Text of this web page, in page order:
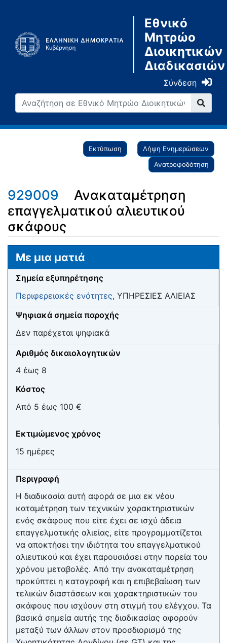
Εθνικό
Μητρώο
Διοικητικών
Διαδικασιών
Σύνδεση
Εκτύπωση
Λήψη Ενημερώσεων
Ανατροφοδότηση
929009
Ανακαταμέτρηση
επαγγελματικού αλιευτικού
σκάφους
Μετάβαση σε: πλοήγηση
Με μια ματιά
Σημεία εξυπηρέτησης
Περιφερειακές ενότητες, ΥΠΗΡΕΣΙΕΣ ΑΛΙΕΙΑΣ
Ψηφιακά σημεία παροχής
Δεν παρέχεται ψηφιακά
Αριθμός δικαιολογητικών
4 έως 8
Κόστος
Από 5 έως 100 €
Εκτιμώμενος χρόνος
15 ημέρες
Περιγραφή
Η διαδικασία αυτή αφορά σε μια εκ νέου
καταμέτρηση των τεχνικών χαρακτηριστικών
ενός σκάφους που είτε έχει σε ισχύ άδεια
επαγγελματικής αλιείας, είτε προγραμματίζεται
να αποκτήσει την ιδιότητα του επαγγελματικού
αλιευτικού και έχει παρουσιάσει στην πορεία του
χρόνου μεταβολές. Από την ανακαταμέτρηση
προκύπτει η καταγραφή και η επιβεβαίωση των
τελικών διαστάσεων και χαρακτηριστικών του
σκάφους που ισχύουν στη στιγμή του ελέγχου. Τα
βασικά σημεία αυτής της διαδικασίας αφορούν
μεταξύ των άλλων στον προσδιορισμό της